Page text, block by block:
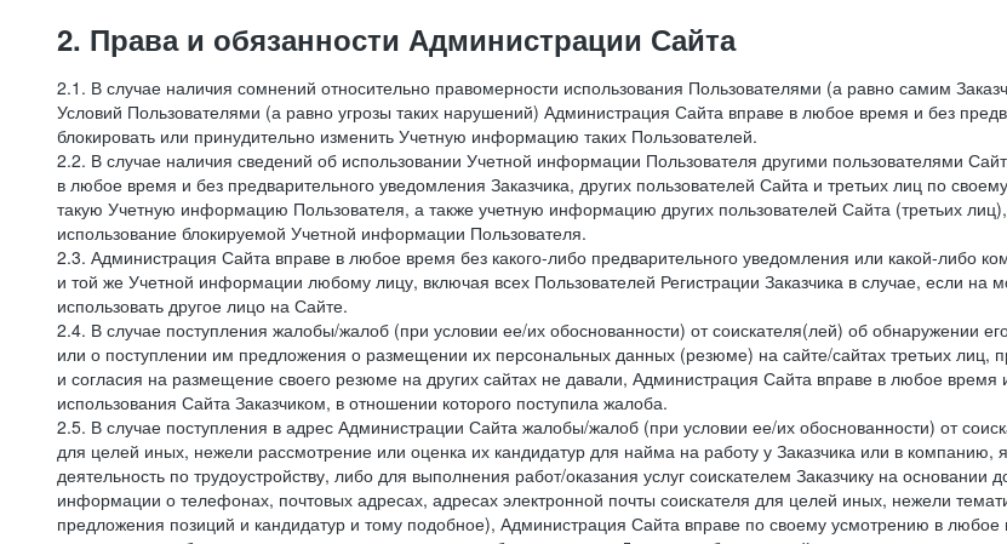
2. Права и обязанности Администрации Сайта
2.1. В случае наличия сомнений относительно правомерности использования Пользователями (а равно самим
Условий Пользователями (а равно угрозы таких нарушений) Администрация Сайта вправе в любое время и без
блокировать или принудительно изменить Учетную информацию таких Пользователей.
2.2. В случае наличия сведений об использовании Учетной информации Пользователя другими пользователями
в любое время и без предварительного уведомления Заказчика, других пользователей Сайта и третьих лиц по
такую Учетную информацию Пользователя, а также учетную информацию других пользователей Сайта (третьих
использование блокируемой Учетной информации Пользователя.
2.3. Администрация Сайта вправе в любое время без какого-либо предварительного уведомления или какой-либо
и той же Учетной информации любому лицу, включая всех Пользователей Регистрации Заказчика в случае, если
использовать другое лицо на Сайте.
2.4. В случае поступления жалобы/жалоб (при условии ее/их обоснованности) от соискателя(лей) об обнаружении
или о поступлении им предложения о размещении их персональных данных (резюме) на сайте/сайтах третьих лиц,
и согласия на размещение своего резюме на других сайтах не давали, Администрация Сайта вправе в любое время
использования Сайта Заказчиком, в отношении которого поступила жалоба.
2.5. В случае поступления в адрес Администрации Сайта жалобы/жалоб (при условии ее/их обоснованности) от
для целей иных, нежели рассмотрение или оценка их кандидатур для найма на работу у Заказчика или в
деятельность по трудоустройству, либо для выполнения работ/оказания услуг соискателем Заказчику на основании
информации о телефонах, почтовых адресах, адресах электронной почты соискателя для целей иных, нежели
предложения позиций и кандидатур и тому подобное), Администрация Сайта вправе по своему усмотрению в